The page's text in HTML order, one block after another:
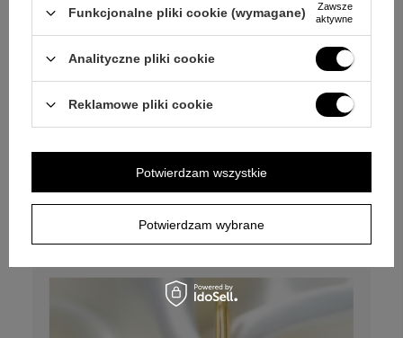
NASZ BESTSELLER POLECANY
Złoty medalik Fatimski pr. 333 z dedykacją i
Funkcjonalne pliki cookie (wymagane)
Zawsze
aktywne
Analityczne pliki cookie
Reklamowe pliki cookie
Potwierdzam wybrane
Potwierdzam wszystkie